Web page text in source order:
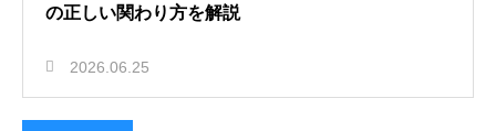
の正しい関わり方を解説
2026.06.25